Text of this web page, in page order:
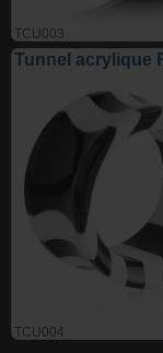
TCU003
Tunnel acrylique
TCU004